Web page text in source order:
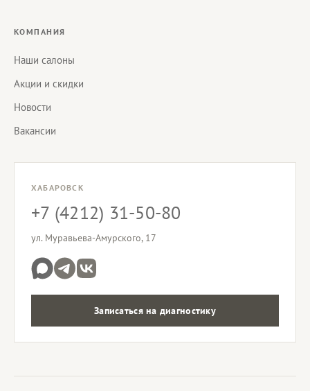
КОМПАНИЯ
Наши салоны
Акции и скидки
Новости
Вакансии
ХАБАРОВСК
+7 (4212) 31-50-80
ул. Муравьева-Амурского, 17
Записаться на диагностику